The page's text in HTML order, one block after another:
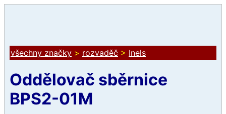
všechny značky > rozvaděč > Inels
Oddělovač sběrnice
BPS2-01M